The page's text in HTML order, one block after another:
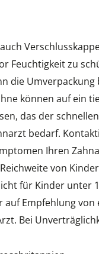
Feuchtigkeit zu
die Umverpackung
können auf ein
das der
bedarf.
Ihren
von
für Kinder unter
auf Empfehlung von
Bei